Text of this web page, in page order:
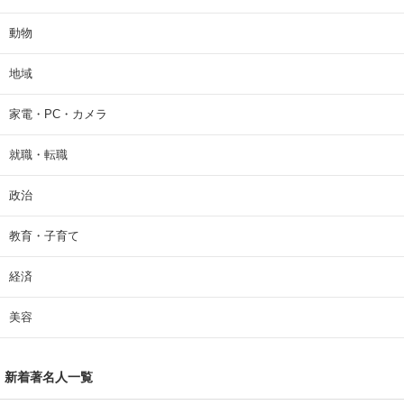
動物
地域
家電・PC・カメラ
就職・転職
政治
教育・子育て
経済
美容
新着著名人一覧